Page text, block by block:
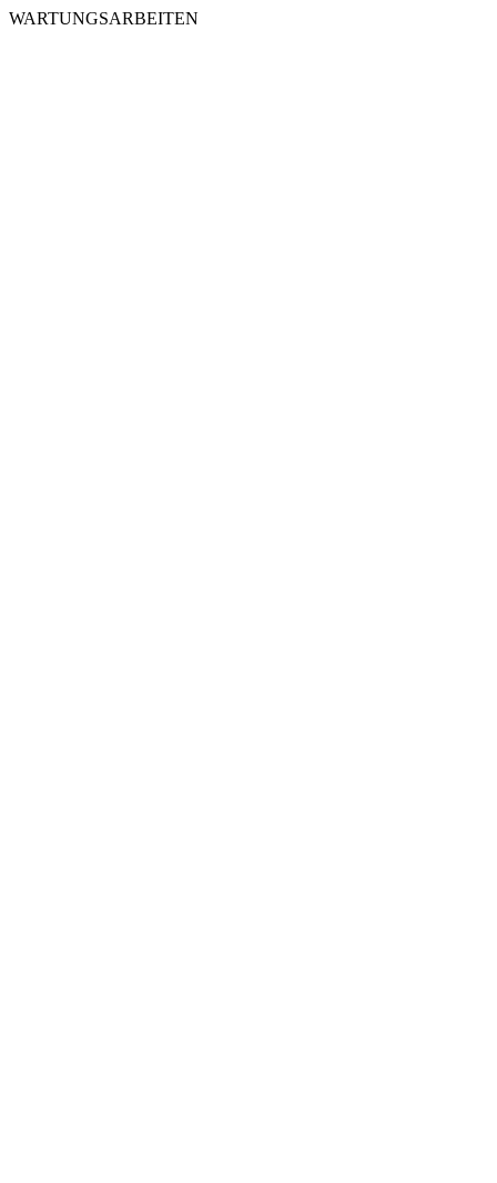
WARTUNGSARBEITEN